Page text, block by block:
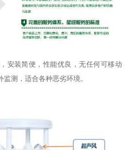
安装简便，性能优良，无任何可移动
测，适合各种恶劣环境。